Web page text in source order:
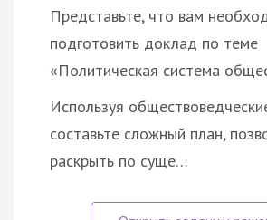
Представьте, что вам
подготовить доклад по теме
«Политическая система
Используя
составьте сложный план,
раскрыть по суще…